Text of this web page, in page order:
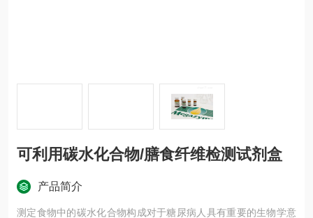
可利用碳水化合物/膳食纤维检测试剂盒
产品简介
测定食物中的碳水化合物构成对于糖尿病人具有重要的生物学意